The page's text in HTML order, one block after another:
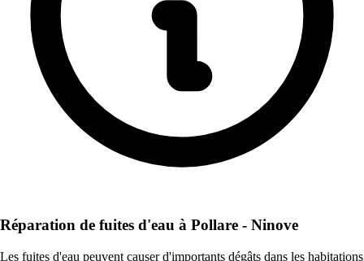
Réparation de fuites d'eau à Pollare - Ninove
Les fuites d'eau peuvent causer d'importants dégâts dans les habitations